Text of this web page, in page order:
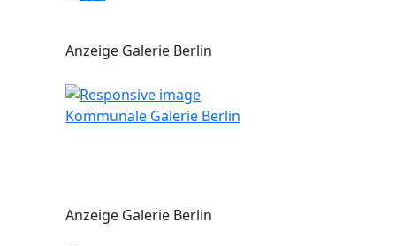
Anzeige Galerie Berlin
Kommunale Galerie Berlin
Anzeige Galerie Berlin